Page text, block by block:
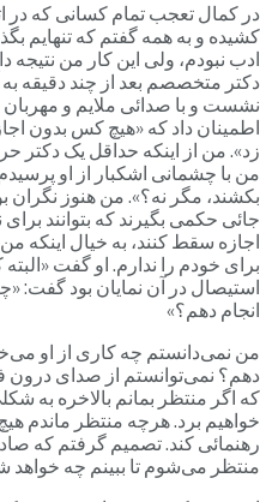
کمال تعجب تمام کسانی که در
و به همه گفتم که تنهایم
نبودم، ولی این کار من نتیجه
متخصصم بعد از چند دقیقه
و با صدائی ملایم و مهربان
داد که «هیچ کس بدون
من از اینکه حداقل یک
با چشمانی اشکبار از او
مگر نه؟». من هنوز نگران
حکمی بگیرند که بتوانند
سقط کنند، به خیال اینکه
خودم را ندارم. او گفت
در آن نمایان بود گفت:
دهم؟»
نمی‌دانستم چه کاری از او
نمی‌توانستم از صدای درون
اگر منتظر بمانم بالاخره به
برد. هرچه منتظر ماندم
کند. تصمیم گرفتم که
می‌شوم تا ببینم چه خواهد